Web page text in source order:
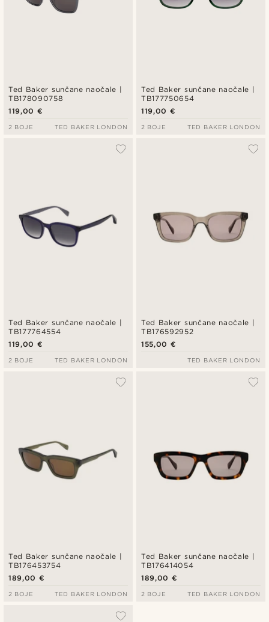
Ted Baker sunčane naočale |
TB178090758
119,00 €
2 BOJE TED BAKER LONDON
Ted Baker sunčane naočale |
TB177750654
119,00 €
2 BOJE TED BAKER LONDON
Ted Baker sunčane naočale |
TB177764554
119,00 €
2 BOJE TED BAKER LONDON
Ted Baker sunčane naočale |
TB176592952
155,00 €
TED BAKER LONDON
Ted Baker sunčane naočale |
TB176453754
189,00 €
2 BOJE TED BAKER LONDON
Ted Baker sunčane naočale |
TB176414054
189,00 €
2 BOJE TED BAKER LONDON